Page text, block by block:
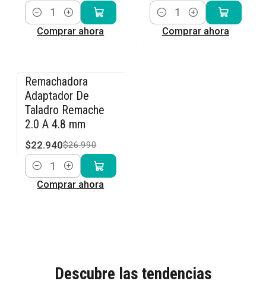
Cantidad
Comprar ahora
Cantidad
Comprar ahora
-15% OFF
Remachadora
Adaptador De
Taladro Remache
2.0 A 4.8 mm
$22.940$26.990
Cantidad
Comprar ahora
Descubre las tendencias